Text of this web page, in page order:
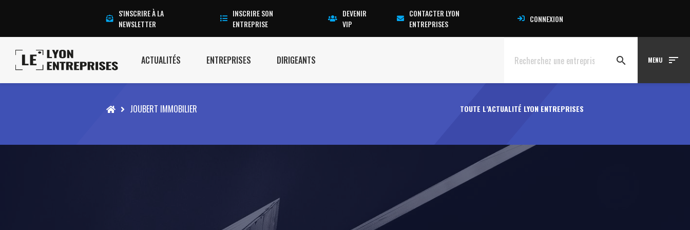
S'INSCRIRE À LA
NEWSLETTER
INSCRIRE SON
ENTREPRISE
DEVENIR
VIP
CONTACTER LYON
ENTREPRISES
CONNEXION
ACTUALITÉS ENTREPRISES DIRIGEANTS search MENU sort
Accueil JOUBERT IMMOBILIER TOUTE L’ACTUALITÉ LYON ENTREPRISES